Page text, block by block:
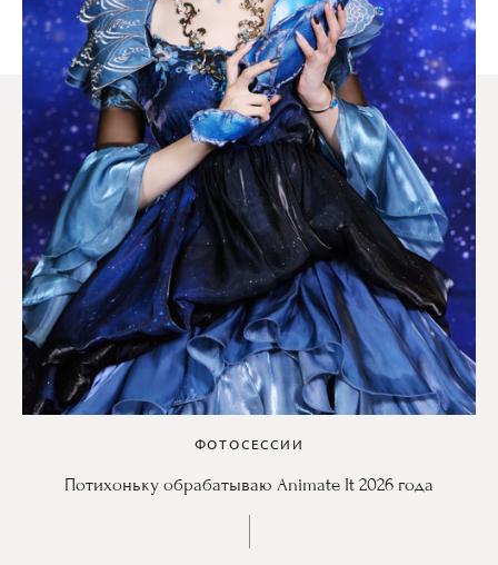
ФОТОСЕССИИ
Потихоньку обрабатываю Animate It 2026 года